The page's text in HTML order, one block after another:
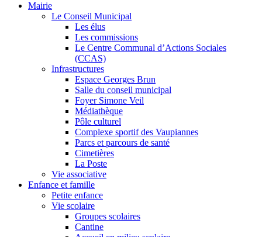
Mairie
Le Conseil Municipal
Les élus
Les commissions
Le Centre Communal d’Actions Sociales
(CCAS)
Infrastructures
Espace Georges Brun
Salle du conseil municipal
Foyer Simone Veil
Médiathèque
Pôle culturel
Complexe sportif des Vaupiannes
Parcs et parcours de santé
Cimetières
La Poste
Vie associative
Enfance et famille
Petite enfance
Vie scolaire
Groupes scolaires
Cantine